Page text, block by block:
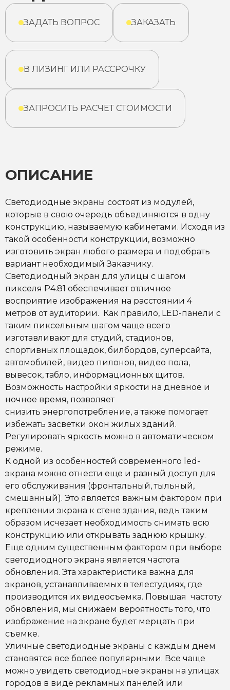
ЗАДАТЬ ВОПРОС ЗАКАЗАТЬ
В ЛИЗИНГ ИЛИ РАССРОЧКУ
ЗАПРОСИТЬ РАСЧЕТ СТОИМОСТИ
ОПИСАНИЕ
Светодиодные экраны состоят из модулей,
которые в свою очередь объединяются в одну
конструкцию, называемую кабинетами. Исходя из
такой особенности конструкции, возможно
изготовить экран любого размера и подобрать
вариант необходимый Заказчику.
Светодиодный экран для улицы с шагом
пикселя P4.81 обеспечивает отличное
восприятие изображения на расстоянии 4
метров от аудитории. Как правило, LED-панели с
таким пиксельным шагом чаще всего
изготавливают для студий, стадионов,
спортивных площадок, билбордов, суперсайта,
автомобилей, видео пилонов, видео пола,
вывесок, табло, информационных щитов.
Возможность настройки яркости на дневное и
ночное время, позволяет
снизить энергопотребление, а также помогает
избежать засветки окон жилых зданий.
Регулировать яркость можно в автоматическом
режиме.
К одной из особенностей современного led-
экрана можно отнести еще и разный доступ для
его обслуживания (фронтальный, тыльный,
смешанный). Это является важным фактором при
креплении экрана к стене здания, ведь таким
образом исчезает необходимость снимать всю
конструкцию или открывать заднюю крышку.
Еще одним существенным фактором при выборе
светодиодного экрана является частота
обновления. Эта характеристика важна для
экранов, устанавливаемых в телестудиях, где
производится их видеосъемка. Повышая частоту
обновления, мы снижаем вероятность того, что
изображение на экране будет мерцать при
съемке.
Уличные светодиодные экраны с каждым днем
становятся все более популярными. Все чаще
можно увидеть светодиодные экраны на улицах
городов в виде рекламных панелей или